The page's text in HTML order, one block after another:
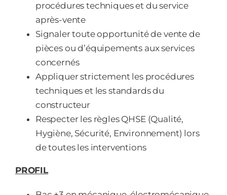
procédures techniques et du service
après-vente
Signaler toute opportunité de vente de
pièces ou d’équipements aux services
concernés
Appliquer strictement les procédures
techniques et les standards du
constructeur
Respecter les règles QHSE (Qualité,
Hygiène, Sécurité, Environnement) lors
de toutes les interventions
PROFIL